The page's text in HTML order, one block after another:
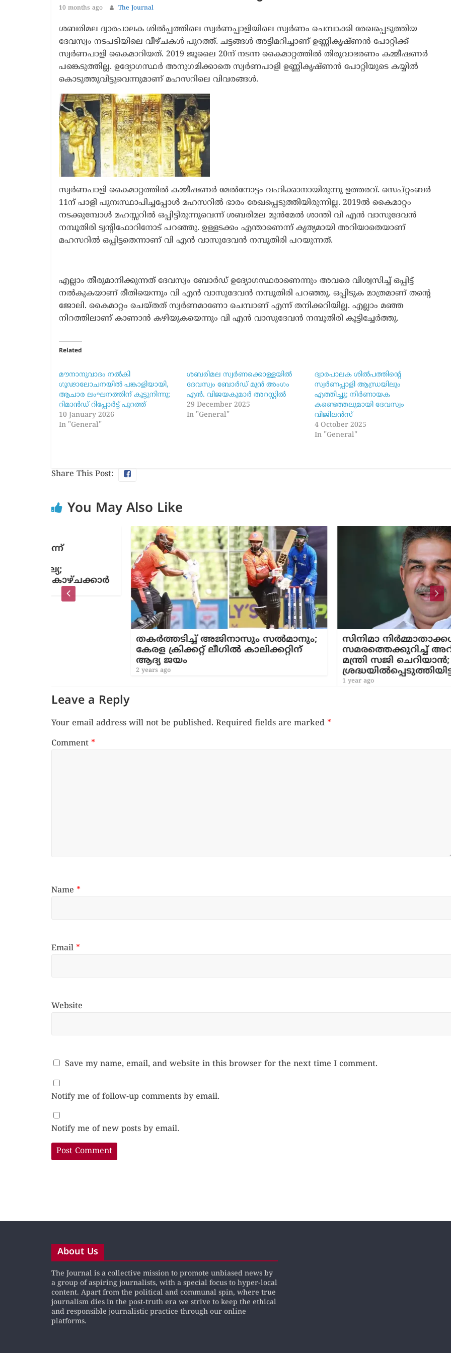
10 months ago The Journal
ശബരിമല ദ്വാരപാലക ശിൽപ്പത്തിലെ സ്വർണപ്പാളിയിലെ സ്വർണം ചെമ്പാക്കി രേഖപ്പെടുത്തിയ
ദേവസ്വം നടപടിയിലെ വീഴ്ചകൾ പുറത്ത്. ചട്ടങ്ങൾ അട്ടിമറിച്ചാണ് ഉണ്ണികൃഷ്ണൻ പോറ്റിക്ക്
സ്വർണപാളി കൈമാറിയത്. 2019 ജൂലൈ 20ന് നടന്ന കൈമാറ്റത്തിൽ തിരുവാഭരണം കമ്മീഷണർ
പങ്കെടുത്തില്ല. ഉദ്യോഗസ്ഥർ അനുഗമിക്കാതെ സ്വർണപാളി ഉണ്ണികൃഷ്ണൻ പോറ്റിയുടെ കയ്യിൽ
കൊടുത്തുവിട്ടുവെന്നുമാണ് മഹസറിലെ വിവരങ്ങൾ.
സ്വർണപാളി കൈമാറ്റത്തിൽ കമ്മീഷണർ മേൽനോട്ടം വഹിക്കാനായിരുന്നു ഉത്തരവ്. സെപ്റ്റംബർ
11ന് പാളി പുനഃസ്ഥാപിച്ചപ്പോൾ മഹസറിൽ ഭാരം രേഖപ്പെടുത്തിയിരുന്നില്ല. 2019ൽ കൈമാറ്റം
നടക്കുമ്പോൾ മഹസ്സറിൽ ഒപ്പിട്ടിരുന്നുവെന്ന് ശബരിമല മുൻമേൽ ശാന്തി വി എൻ വാസുദേവൻ
നമ്പൂതിരി ട്വന്റിഫോറിനോട് പറഞ്ഞു. ഉള്ളടക്കം എന്താണെന്ന് കൃത്യമായി അറിയാതെയാണ്
മഹസറിൽ ഒപ്പിട്ടതെന്നാണ് വി എൻ വാസുദേവൻ നമ്പൂതിരി പറയുന്നത്.
എല്ലാം തീരുമാനിക്കുന്നത് ദേവസ്വം ബോർഡ് ഉദ്യോഗസ്ഥരാണെന്നും അവരെ വിശ്വസിച്ച് ഒപ്പിട്ട്
നൽകുകയാണ് രീതിയെന്നും വി എൻ വാസുദേവൻ നമ്പൂതിരി പറഞ്ഞു. ഒപ്പിടുക മാത്രമാണ് തന്റെ
ജോലി. കൈമാറ്റം ചെയ്തത് സ്വർണമാണോ ചെമ്പാണ് എന്ന് തനിക്കറിയില്ല. എല്ലാം മഞ്ഞ
നിറത്തിലാണ് കാണാൻ കഴിയുകയെന്നും വി എൻ വാസുദേവൻ നമ്പൂതിരി കൂട്ടിച്ചേർത്തു.
Related
മൗനാനുവാദം നൽകി
ഗൂഢാലോചനയിൽ പങ്കാളിയായി,
ആചാര ലംഘനത്തിന് കൂട്ടുനിന്നു;
റിമാൻഡ് റിപ്പോർട്ട് പുറത്ത്
10 January 2026
In "General"
ശബരിമല സ്വർണക്കൊള്ളയിൽ
ദേവസ്വം ബോർഡ് മുൻ അംഗം
എൻ. വിജയകുമാർ അറസ്റ്റിൽ
29 December 2025
In "General"
ദ്വാരപാലക ശിൽപത്തിന്റെ
സ്വർണപ്പാളി ആന്ധ്രയിലും
എത്തിച്ചു; നിർണായക
കണ്ടെത്തലുമായി ദേവസ്വം
വിജിലൻസ്
4 October 2025
In "General"
Share This Post:
You May Also Like
തകർത്തടിച്ച് അജിനാസും സൽമാനും;
കേരള ക്രിക്കറ്റ് ലീഗിൽ കാലിക്കറ്റിന്
സിനിമാ നിർമ്മാതാക്കൾ പ്രഖ്യാപിച്ച
സമരത്തെക്കുറിച്ച് അറിഞ്ഞിട്ടില്ലെന്ന്
മന്ത്രി സജി ചെറിയാൻ; വിഷയം
ശ്രദ്ധയിൽപ്പെടുത്തിയിട്ടില്ല
Leave a Reply
Your email address will not be published. Required fields are marked *
Comment *
Name *
Email *
Website
Save my name, email, and website in this browser for the next time I comment.
Notify me of follow-up comments by email.
Notify me of new posts by email.
About Us
The Journal is a collective mission to promote unbiased news by
a group of aspiring journalists, with a special focus to hyper-local